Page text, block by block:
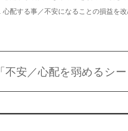
心配する事／不安になることの損益を
「不安／心配を弱めるシ